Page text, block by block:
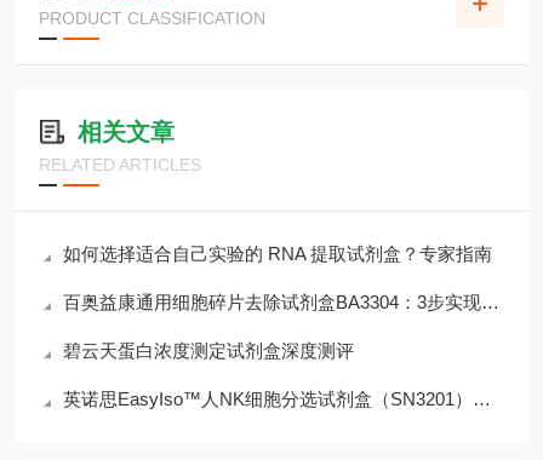
PRODUCT CLASSIFICATION
相关文章
RELATED ARTICLES
如何选择适合自己实验的 RNA 提取试剂盒？专家指南
百奥益康通用细胞碎片去除试剂盒BA3304：3步实现＞90%碎片清除率
碧云天蛋白浓度测定试剂盒深度测评
英诺思EasyIso™人NK细胞分选试剂盒（SN3201）深度解析